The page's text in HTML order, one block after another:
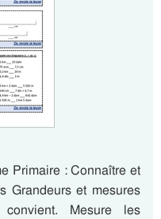
Primaire : Connaître et
Grandeurs et mesures
Mesure les